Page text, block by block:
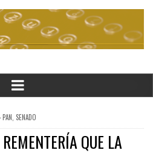
POSTED
IN
PAN SENADO
QUE LA